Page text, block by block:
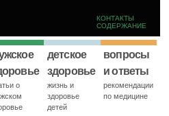
КОНТАКТЫ
СОДЕРЖАНИЕ
о
детское
здоровье
жизнь и
здоровье
детей
вопросы
и ответы
рекомендации
по медицине